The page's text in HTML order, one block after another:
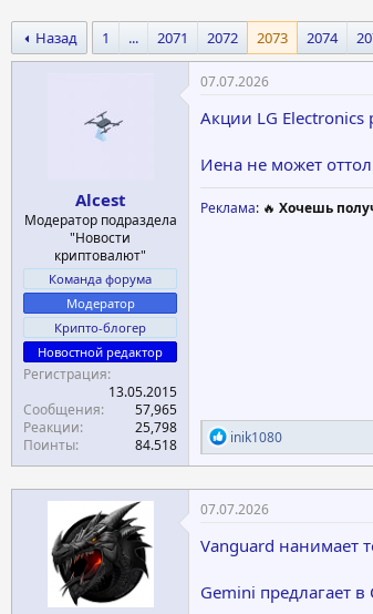
т
о
р
т
а
н
Назад 1 ... 2071 2072 2073 2074
Alcest
Модератор подраздела
"Новости
криптовалют"
Команда форума
Модератор
Крипто-блогер
Новостной редактор
Регистрация
13.05.2015
Сообщения
57,965
Реакции
25,798
Поинты
84.518
07.07.2026
Акции LG Electronics
Иена не может
Реклама: 🔥 Хочешь
Р
е
а
к
ц
и
и
:
inik1080
07.07.2026
Vanguard нанимает
Gemini предлагает